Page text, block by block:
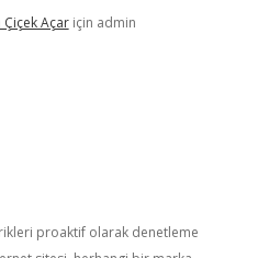
Açariçin admin
proaktif olarak denetleme